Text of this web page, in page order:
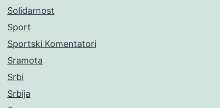
Solidarnost
Sport
Sportski Komentatori
Sramota
Srbi
Srbija